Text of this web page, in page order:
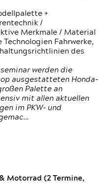
+
/
Merkmale / Material
Fahrwerke,
des
werden die
ausgestatteten Honda-
Palette an
mit allen aktuellen
im PKW- und
Motorrad (2 Termine,